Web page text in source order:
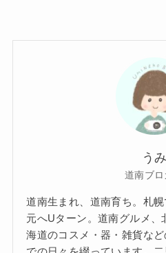
うみ
道南ブロ
道南生まれ、道南育ち。札
元へUターン。道南グルメ、
海道のコスメ・器・雑貨な